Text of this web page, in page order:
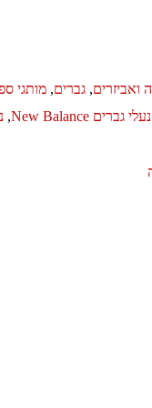
ואביזרים, גברים, מותגי
נעלי גברים New Balance ,